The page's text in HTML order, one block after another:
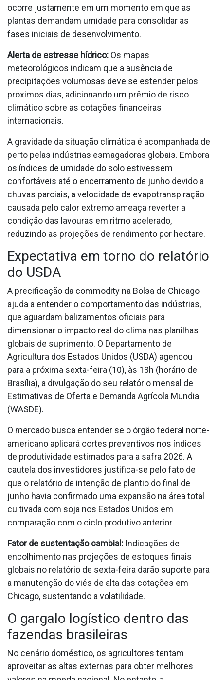
ocorre justamente em um momento em que as
plantas demandam umidade para consolidar as
fases iniciais de desenvolvimento.
Alerta de estresse hídrico: Os mapas
meteorológicos indicam que a ausência de
precipitações volumosas deve se estender pelos
próximos dias, adicionando um prêmio de risco
climático sobre as cotações financeiras
internacionais.
A gravidade da situação climática é acompanhada de
perto pelas indústrias esmagadoras globais. Embora
os índices de umidade do solo estivessem
confortáveis até o encerramento de junho devido a
chuvas parciais, a velocidade de evapotranspiração
causada pelo calor extremo ameaça reverter a
condição das lavouras em ritmo acelerado,
reduzindo as projeções de rendimento por hectare.
Expectativa em torno do relatório
do USDA
A precificação da commodity na Bolsa de Chicago
ajuda a entender o comportamento das indústrias,
que aguardam balizamentos oficiais para
dimensionar o impacto real do clima nas planilhas
globais de suprimento. O Departamento de
Agricultura dos Estados Unidos (USDA) agendou
para a próxima sexta-feira (10), às 13h (horário de
Brasília), a divulgação do seu relatório mensal de
Estimativas de Oferta e Demanda Agrícola Mundial
(WASDE).
O mercado busca entender se o órgão federal norte-
americano aplicará cortes preventivos nos índices
de produtividade estimados para a safra 2026. A
cautela dos investidores justifica-se pelo fato de
que o relatório de intenção de plantio do final de
junho havia confirmado uma expansão na área total
cultivada com soja nos Estados Unidos em
comparação com o ciclo produtivo anterior.
Fator de sustentação cambial: Indicações de
encolhimento nas projeções de estoques finais
globais no relatório de sexta-feira darão suporte para
a manutenção do viés de alta das cotações em
Chicago, sustentando a volatilidade.
O gargalo logístico dentro das
fazendas brasileiras
No cenário doméstico, os agricultores tentam
aproveitar as altas externas para obter melhores